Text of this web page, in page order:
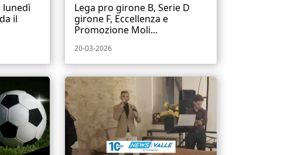
lunedì
il
Lega pro girone B, Serie D
girone F, Eccellenza e
Promozione Moli...
20-03-2026